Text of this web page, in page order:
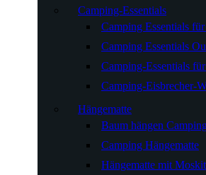
Camping-Essentials
Camping Essentials
Camping Essentials
Camping-Essentials
Camping-Eisbrecher-
Hängematte
Baum hängen
Camping Hängematte
Hängematte mit